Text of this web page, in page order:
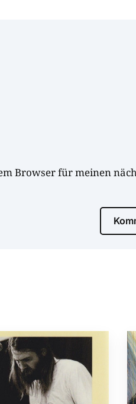
Browser für meinen